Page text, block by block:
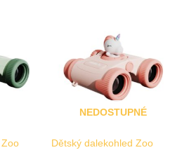
Zoo
NEDOSTUPNÉ
Dětský dalekohled Zoo